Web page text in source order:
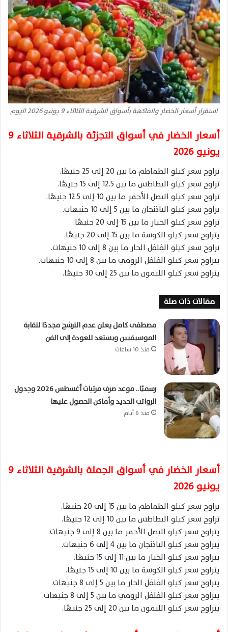
استقرار أسعار الخضار والفاكهة بأسواق الشرقية الثلاثاء 9 يونيو 2026 اليوم
أسعار الخضار في أسواق التجزئة بالشرقية الثلاثاء 9
يونيو 2026
تراوح سعر كيلو الطماطم ما بين 20 إلى 25 جنيهًا.
تراوح سعر كيلو البطاطس ما بين 12.5 إلى 15 جنيهًا.
تراوح سعر كيلو البصل الأحمر ما بين 10 إلى 12.5 جنيهًا.
تراوح سعر كيلو الباذنجان ما بين 5 إلى 10 جنيهات.
تراوح سعر كيلو الخيار ما بين 15 إلى 20 جنيهًا.
يتراوح سعر كيلو الكوسة ما بين 15 إلى 20 جنيهًا.
تراوح سعر كيلو الفلفل الحار ما بين 8 إلى 10 جنيهات.
يتراوح سعر كيلو الفلفل الرومي ما بين 8 إلى 10 جنيهات.
يتراوح سعر كيلو الليمون ما بين 25 إلى 30 جنيهًا.
مقالات ذات صلة
مصطفى كامل يعلن عدم الترشح مجددًا لنقابة
الموسيقيين ويستعد للعودة إلى الفن
منذ 10 ساعات
رسميًا.. موعد صرف مرتبات أغسطس 2026 وجدول
الرواتب الجديد وأماكن الحصول عليها
منذ 6 أيام
أسعار الخضار في أسواق الجملة بالشرقية الثلاثاء 9
يونيو 2026
تراوح سعر كيلو الطماطم ما بين 15 إلى 20 جنيهًا.
تراوح سعر كيلو البطاطس ما بين 10 إلى 12 جنيهًا.
يتراوح سعر كيلو البصل الأحمر ما بين 8 إلى 9 جنيهات.
يتراوح سعر كيلو الباذنجان ما بين 4 إلى 6 جنيهات.
يتراوح سعر كيلو الخيار ما بين 11 إلى 15 جنيهًا.
يتراوح سعر كيلو الكوسة ما بين 10 إلى 15 جنيهًا.
يتراوح سعر كيلو الفلفل الحار ما بين 5 إلى 8 جنيهات.
يتراوح سعر كيلو الفلفل الرومي ما بين 5 إلى 8 جنيهات.
يتراوح سعر كيلو الليمون ما بين 20 إلى 25 جنيهًا.